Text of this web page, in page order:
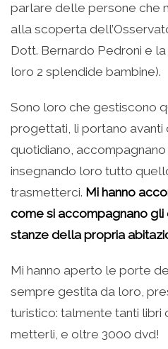
parlare delle persone che
alla scoperta
Dott. Bernardo Pedroni e
loro 2 splendide bambine).
Sono loro che gestiscono
progettati, li portano avanti
quotidiano,
insegnando loro tutto
trasmetterci. Mi hanno
come si accompagnano
stanze della propria
Mi hanno aperto le porte
sempre gestita da loro,
turistico: talmente tanti libri
metterli, e oltre 3000 dvd!